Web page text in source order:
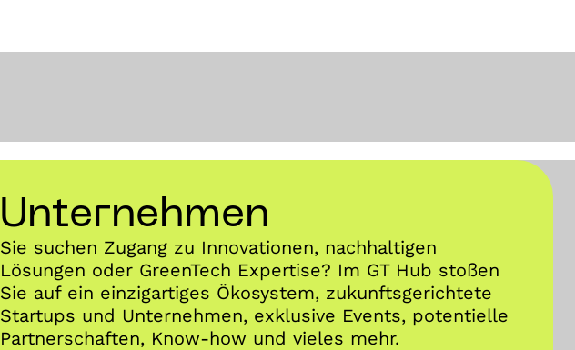
Unternehmen
Sie suchen Zugang zu Innovationen, nachhaltigen
Lösungen oder GreenTech Expertise? Im GT Hub stoßen
Sie auf ein einzigartiges Ökosystem, zukunftsgerichtete
Startups und Unternehmen, exklusive Events, potentielle
Partnerschaften, Know-how und vieles mehr.